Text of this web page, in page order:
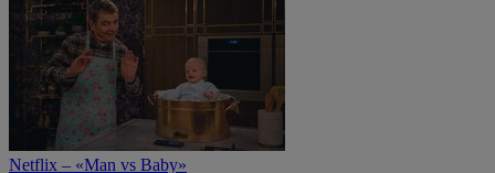
Netflix – «Man vs Baby»